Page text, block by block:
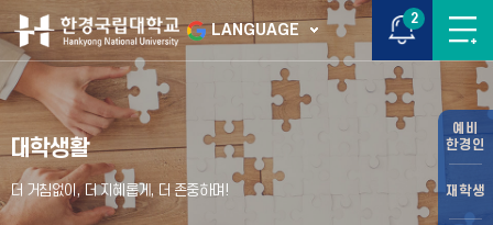
LANGUAGE
2
예비
한경인
재학생
대학생활